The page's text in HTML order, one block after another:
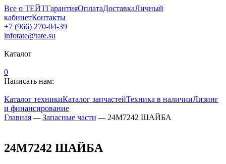
Все о ТЕЙТГарантияОплатаДоставкаЛичный
кабинетКонтакты
+7 (966) 270-04-39
infotate@tate.su
Каталог
0
Написать нам:
Каталог техникиКаталог запчастейТехника в наличииЛизинг
и финансирование
Главная — Запасные части — 24M7242 ШАЙБА
24M7242 ШАЙБА